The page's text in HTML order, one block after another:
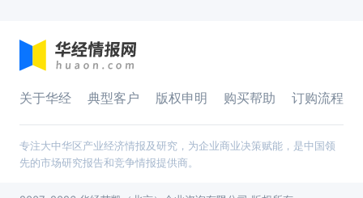
关于华经 典型客户 版权申明 购买帮助 订购流程
专注大中华区产业经济情报及研究，为企业商业决策赋能，是中国领
先的市场研究报告和竞争情报提供商。